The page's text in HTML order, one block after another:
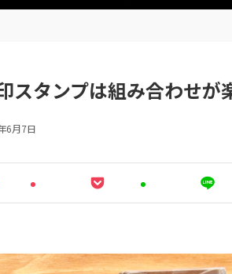
タンプは組み合わせが
6月7日